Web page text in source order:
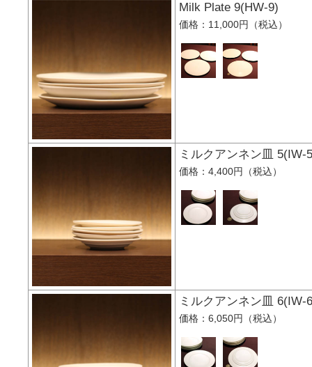
Milk Plate 9(HW-
価格：11,000円（税込）
ミルクアンネン皿
価格：4,400円（税込）
ミルクアンネン皿
価格：6,050円（税込）